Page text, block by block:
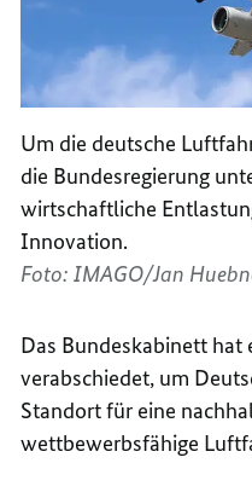
Um die deutsche
die Bundesregierung
wirtschaftliche
Innovation.
Foto: IMAGO/Jan
Das Bundeskabinett
verabschiedet, um
Standort für eine
wettbewerbsfähige